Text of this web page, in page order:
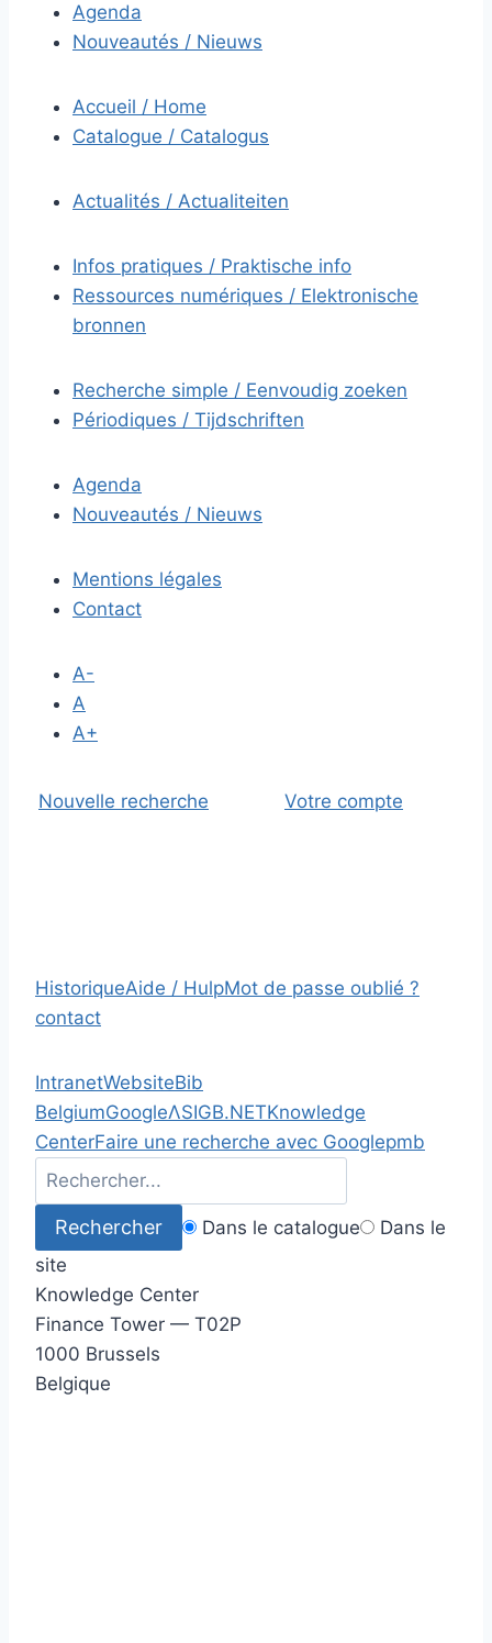
Agenda
Nouveautés / Nieuws
Accueil / Home
Catalogue / Catalogus
Actualités / Actualiteiten
Infos pratiques / Praktische info
Ressources numériques / Elektronische
bronnen
Recherche simple / Eenvoudig zoeken
Périodiques / Tijdschriften
Agenda
Nouveautés / Nieuws
Mentions légales
Contact
A-
A
A+
Nouvelle recherche Votre compte
HistoriqueAide / HulpMot de passe oublié ?
contact
IntranetWebsiteBib
BelgiumGoogleΛSIGB.NETKnowledge
CenterFaire une recherche avec Googlepmb
Dans le catalogue
Dans le
site
Knowledge Center
Finance Tower — T02P
1000 Brussels
Belgique